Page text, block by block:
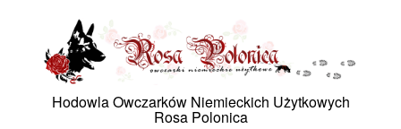
Hodowla Owczarków Niemieckich Użytkowych
Rosa Polonica